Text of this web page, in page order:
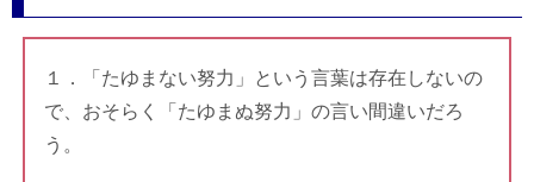
１．「たゆまない努力」という言葉は存在しないの
で、おそらく「たゆまぬ努力」の言い間違いだろ
う。